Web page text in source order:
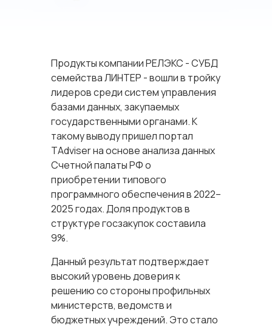
Продукты компании РЕЛЭКС - СУБД
семейства ЛИНТЕР - вошли в тройку
лидеров среди систем управления
базами данных, закупаемых
государственными органами. К
такому выводу пришел портал
TAdviser на основе анализа данных
Счетной палаты РФ о
приобретении типового
программного обеспечения в 2022–
2025 годах. Доля продуктов в
структуре госзакупок составила
9%.
Данный результат подтверждает
высокий уровень доверия к
решению со стороны профильных
министерств, ведомств и
бюджетных учреждений. Это стало